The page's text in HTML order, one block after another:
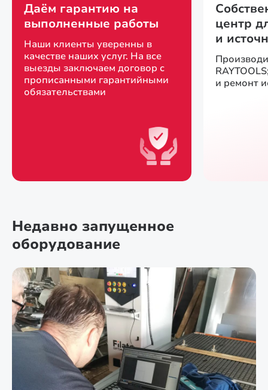
Даём гарантию на
выполненные работы
Наши клиенты уверенны в
качестве наших услуг. На все
выезды заключаем договор с
прописанными гарантийными
обязательствами
центр
и
и ремонт
Недавно запущенное
оборудование